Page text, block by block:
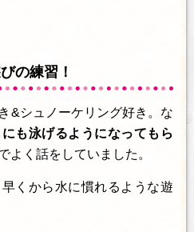
の練習！
&シュノーケリング好き。な
にも泳げるようになってもら
よく話をしていました。
くから水に慣れるような遊